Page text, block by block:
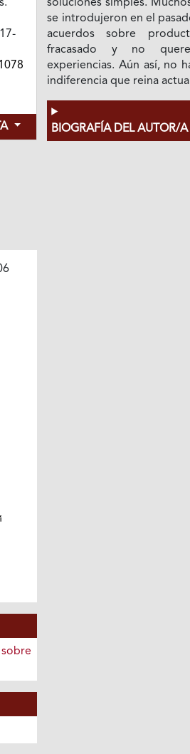
soluciones simples.
se introdujeron en el
acuerdos sobre
fracasado y no
experiencias. Aún así, no
indiferencia que reina
BIOGRAFÍA DEL AUTOR/A